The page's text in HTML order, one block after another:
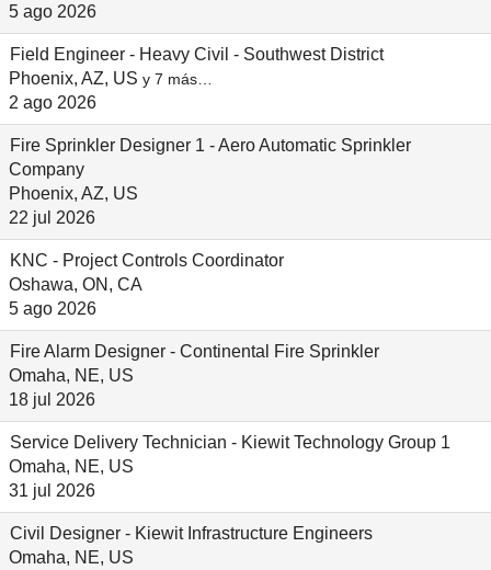
5 ago 2026
Field Engineer - Heavy Civil - Southwest District
Phoenix, AZ, US y 7 más…
2 ago 2026
Fire Sprinkler Designer 1 - Aero Automatic Sprinkler
Company
Phoenix, AZ, US
22 jul 2026
KNC - Project Controls Coordinator
Oshawa, ON, CA
5 ago 2026
Fire Alarm Designer - Continental Fire Sprinkler
Omaha, NE, US
18 jul 2026
Service Delivery Technician - Kiewit Technology Group 1
Omaha, NE, US
31 jul 2026
Civil Designer - Kiewit Infrastructure Engineers
Omaha, NE, US